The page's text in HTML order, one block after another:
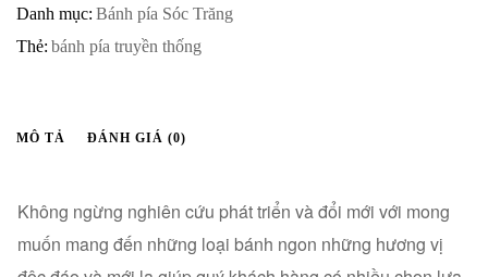
Danh mục: Bánh pía Sóc Trăng
Thẻ: bánh pía truyền thống
MÔ TẢ ĐÁNH GIÁ (0)
Không ngừng nghiên cứu phát triển và đổi mới với mong
muốn mang đến những loại bánh ngon những hương vị